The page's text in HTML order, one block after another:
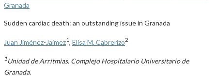
Granada
Sudden cardiac death: an outstanding issue in Granada
Juan Jiménez-Jaimez1, Elisa M. Cabrerizo2
1Unidad de Arritmias. Complejo Hospitalario Universitario de
Granada.